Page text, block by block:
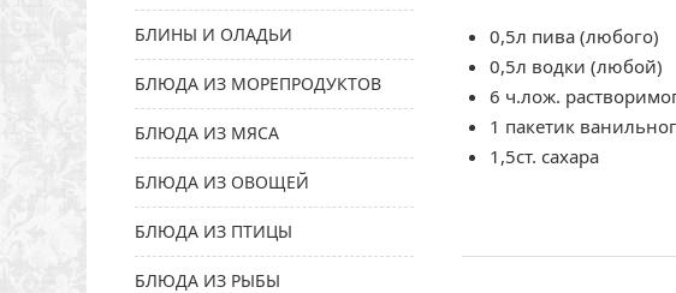
БЛИНЫ И ОЛАДЬИ
БЛЮДА ИЗ МОРЕПРОДУКТОВ
БЛЮДА ИЗ МЯСА
БЛЮДА ИЗ ОВОЩЕЙ
БЛЮДА ИЗ ПТИЦЫ
БЛЮДА ИЗ РЫБЫ
0,5л пива (любого)
0,5л водки (любой)
6 ч.лож.
1 пакетик
1,5ст. сахара